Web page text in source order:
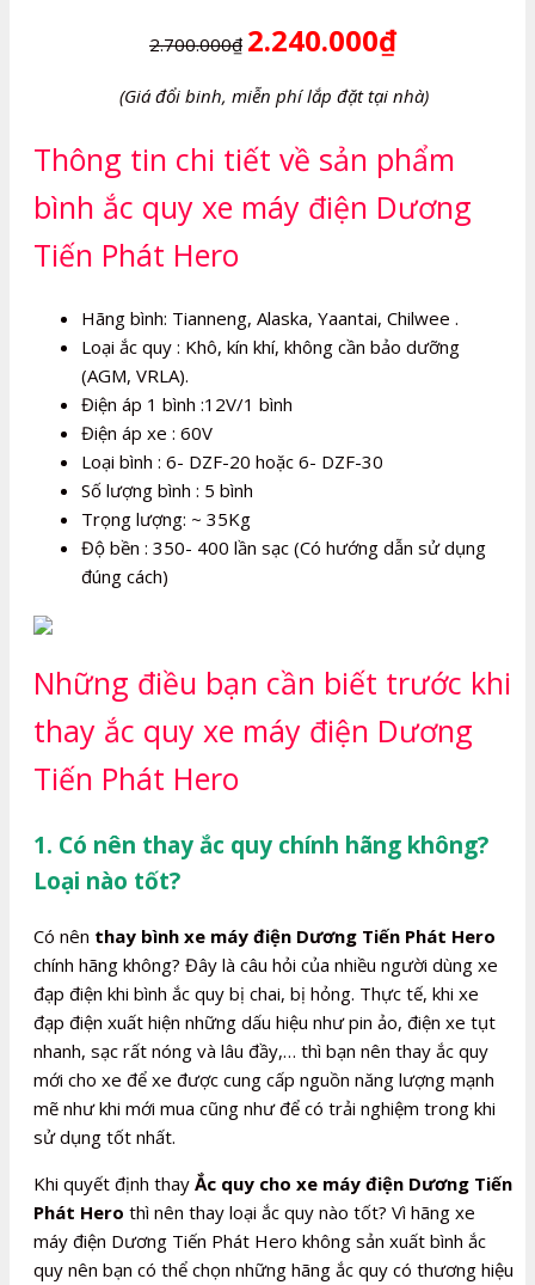
2.700.000₫ 2.240.000₫
(Giá đổi binh, miễn phí lắp đặt tại nhà)
Thông tin chi tiết về sản phẩm
bình ắc quy xe máy điện Dương
Tiến Phát Hero
Hãng bình: Tianneng, Alaska, Yaantai, Chilwee .
Loại ắc quy : Khô, kín khí, không cần bảo dưỡng
(AGM, VRLA).
Điện áp 1 bình :12V/1 bình
Điện áp xe : 60V
Loại bình : 6- DZF-20 hoặc 6- DZF-30
Số lượng bình : 5 bình
Trọng lượng: ~ 35Kg
Độ bền : 350- 400 lần sạc (Có hướng dẫn sử dụng
đúng cách)
Những điều bạn cần biết trước khi
thay ắc quy xe máy điện Dương
Tiến Phát Hero
1. Có nên thay ắc quy chính hãng không?
Loại nào tốt?
Có nên thay bình xe máy điện Dương Tiến Phát Hero
chính hãng không? Đây là câu hỏi của nhiều người dùng xe
đạp điện khi bình ắc quy bị chai, bị hỏng. Thực tế, khi xe
đạp điện xuất hiện những dấu hiệu như pin ảo, điện xe tụt
nhanh, sạc rất nóng và lâu đầy,… thì bạn nên thay ắc quy
mới cho xe để xe được cung cấp nguồn năng lượng mạnh
mẽ như khi mới mua cũng như để có trải nghiệm trong khi
sử dụng tốt nhất.
Khi quyết định thay Ắc quy cho xe máy điện Dương Tiến
Phát Hero thì nên thay loại ắc quy nào tốt? Vì hãng xe
máy điện Dương Tiến Phát Hero không sản xuất bình ắc
quy nên bạn có thể chọn những hãng ắc quy có thương hiệu